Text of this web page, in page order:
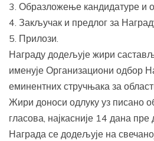
3. Образложење кандидатуре и
4. Закључак и предлог за
5. Прилози.
Награду додељује жири
именује Организациони одбор
еминентних стручњака за
Жири доноси одлуку уз писано
гласова, најкасније 14 дана
Награда се додељује на